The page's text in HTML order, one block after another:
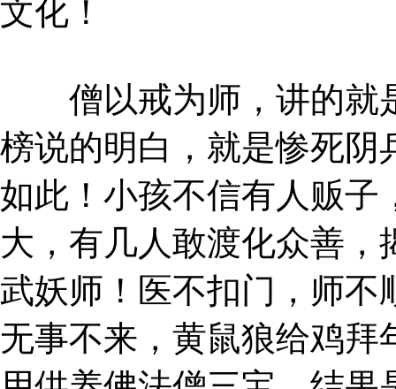
文化！
僧以戒为师，讲的就
榜说的明白，就是惨死阴
如此！小孩不信有人贩子
大，有几人敢渡化众善
武妖师！医不扣门，师不
无事不来，黄鼠狼给鸡